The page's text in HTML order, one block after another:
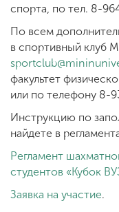
спорта, по тел. 8-
По всем
в спортивный клуб
факультет
или по телефону 8-
Инструкцию по
найдете в
Регламент
студентов «Кубок
Заявка на участие.